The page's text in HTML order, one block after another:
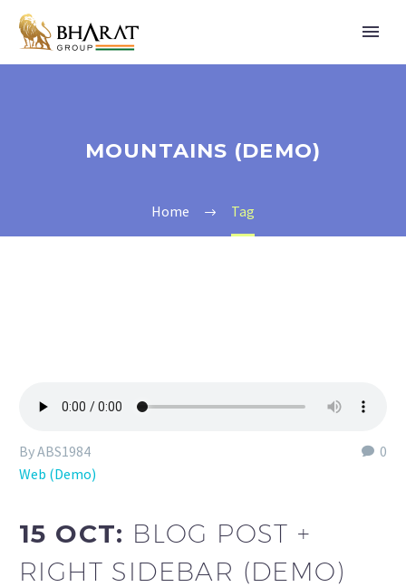
MOUNTAINS (DEMO)
Home Tag
0
By ABS1984
Web (Demo)
15 OCT: BLOG POST +
RIGHT SIDEBAR (DEMO)